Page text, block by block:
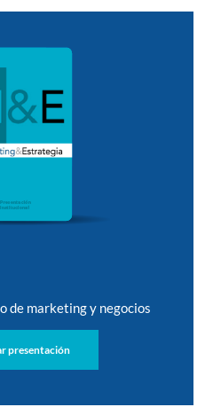
de marketing y negocios
presentación